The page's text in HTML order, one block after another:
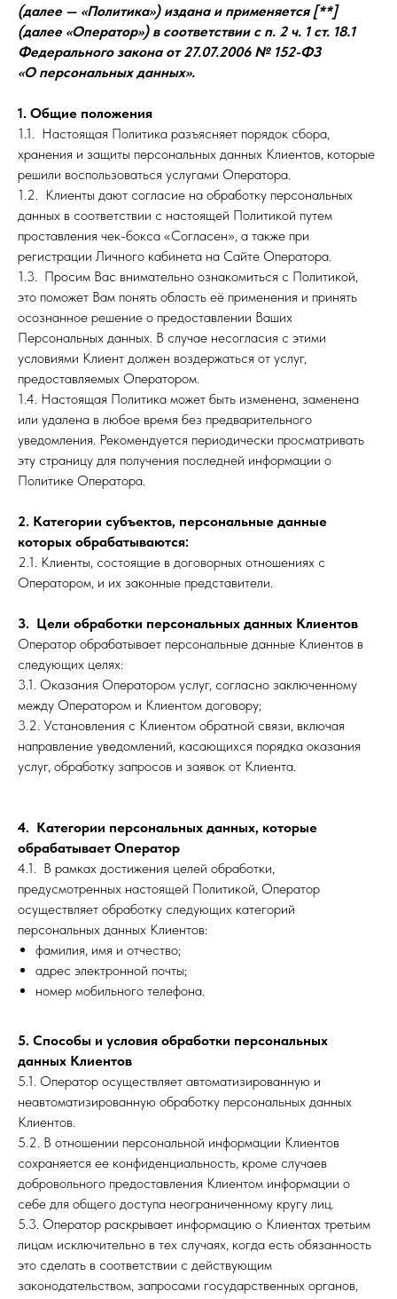
(далее — «Политика») издана и применяется [**]
(далее «Оператор») в соответствии с п. 2 ч. 1 ст. 18.1
Федерального закона от 27.07.2006 № 152-ФЗ
«О персональных данных».
1. Общие положения
1.1. Настоящая Политика разъясняет порядок сбора,
хранения и защиты персональных данных Клиентов, которые
решили воспользоваться услугами Оператора.
1.2. Клиенты дают согласие на обработку персональных
данных в соответствии с настоящей Политикой путем
проставления чек-бокса «Согласен», а также при
регистрации Личного кабинета на Сайте Оператора.
1.3. Просим Вас внимательно ознакомиться с Политикой,
это поможет Вам понять область её применения и принять
осознанное решение о предоставлении Ваших
Персональных данных. В случае несогласия с этими
условиями Клиент должен воздержаться от услуг,
предоставляемых Оператором.
1.4. Настоящая Политика может быть изменена, заменена
или удалена в любое время без предварительного
уведомления. Рекомендуется периодически просматривать
эту страницу для получения последней информации о
Политике Оператора.
2. Категории субъектов, персональные данные
которых обрабатываются:
2.1. Клиенты, состоящие в договорных отношениях с
Оператором, и их законные представители.
3. Цели обработки персональных данных Клиентов
Оператор обрабатывает персональные данные Клиентов в
следующих целях:
3.1. Оказания Оператором услуг, согласно заключенному
между Оператором и Клиентом договору;
3.2. Установления с Клиентом обратной связи, включая
направление уведомлений, касающихся порядка оказания
услуг, обработку запросов и заявок от Клиента.
4. Категории персональных данных, которые
обрабатывает Оператор
4.1. В рамках достижения целей обработки,
предусмотренных настоящей Политикой, Оператор
осуществляет обработку следующих категорий
персональных данных Клиентов:
фамилия, имя и отчество;
адрес электронной почты;
номер мобильного телефона.
5. Способы и условия обработки персональных
данных Клиентов
5.1. Оператор осуществляет автоматизированную и
неавтоматизированную обработку персональных данных
Клиентов.
5.2. В отношении персональной информации Клиентов
сохраняется ее конфиденциальность, кроме случаев
добровольного предоставления Клиентом информации о
себе для общего доступа неограниченному кругу лиц.
5.3. Оператор раскрывает информацию о Клиентах третьим
лицам исключительно в тех случаях, когда есть обязанность
это сделать в соответствии с действующим
законодательством, запросами государственных органов,